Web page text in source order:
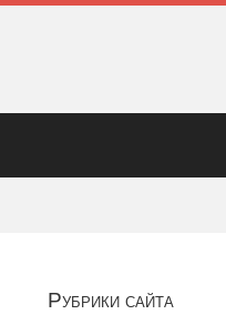
Рубрики сайта